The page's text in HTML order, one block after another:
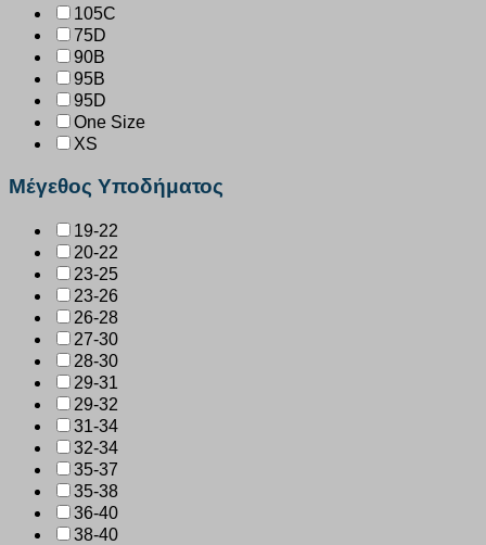
105C
75D
90B
95B
95D
One Size
XS
Μέγεθος Υποδήματος
19-22
20-22
23-25
23-26
26-28
27-30
28-30
29-31
29-32
31-34
32-34
35-37
35-38
36-40
38-40